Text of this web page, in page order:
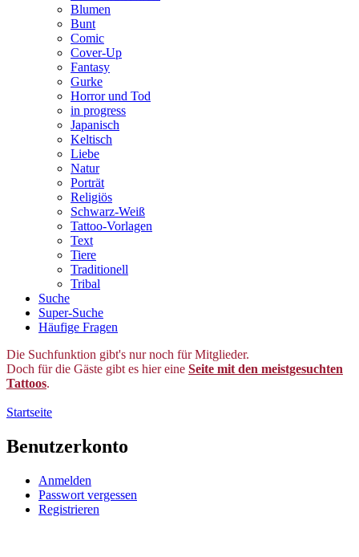
Blumen
Bunt
Comic
Cover-Up
Fantasy
Gurke
Horror und Tod
in progress
Japanisch
Keltisch
Liebe
Natur
Porträt
Religiös
Schwarz-Weiß
Tattoo-Vorlagen
Text
Tiere
Traditionell
Tribal
Suche
Super-Suche
Häufige Fragen
Die Suchfunktion gibt's nur noch für Mitglieder.
Doch für die Gäste gibt es hier eine Seite mit den meistgesuchten
Tattoos.
Startseite
Benutzerkonto
Anmelden
Passwort vergessen
Registrieren